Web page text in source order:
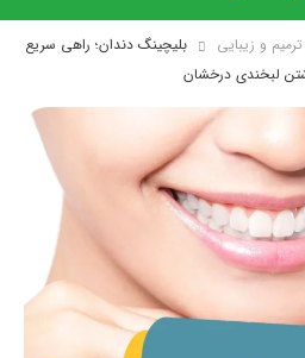
و زیبایی
بلیچینگ دندان؛ راهی سریع
لبخندی درخشان